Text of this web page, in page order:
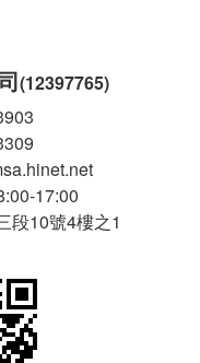
(12397765)
17:00
段10號4樓之1